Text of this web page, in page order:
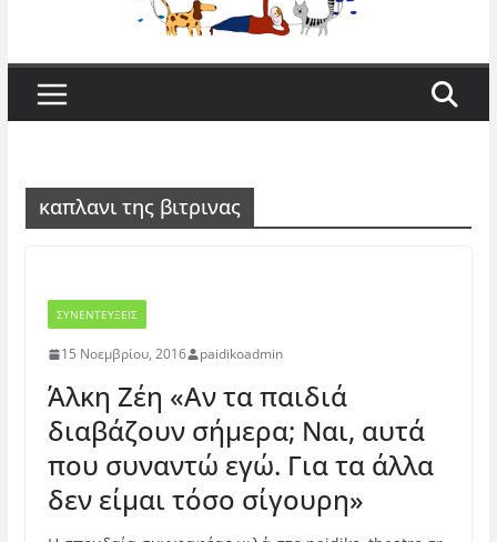
καπλανι της βιτρινας
ΣΥΝΕΝΤΕΥΞΕΙΣ
15 Νοεμβρίου, 2016 paidikoadmin
Άλκη Ζέη «Αν τα παιδιά
διαβάζουν σήμερα; Ναι, αυτά
που συναντώ εγώ. Για τα άλλα
δεν είμαι τόσο σίγουρη»